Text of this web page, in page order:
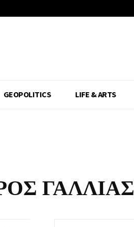
GEOPOLITICS LIFE & ARTS
ΓΑΛΛΙΑΣ